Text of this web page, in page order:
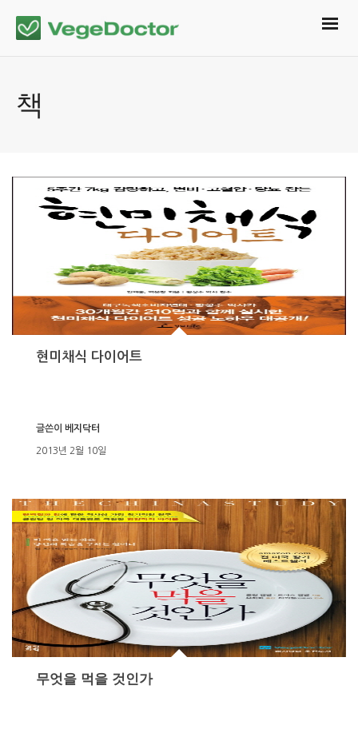
책
현미채식 다이어트
2013년 2월 10일
글쓴이 베지닥터
무엇을 먹을 것인가